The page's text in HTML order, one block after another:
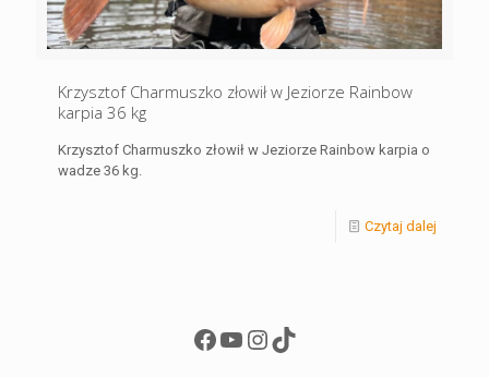
Krzysztof Charmuszko złowił w Jeziorze Rainbow
karpia 36 kg
Krzysztof Charmuszko złowił w Jeziorze Rainbow karpia o
wadze 36 kg.
Czytaj dalej
Facebook
YouTube
Instagram
TikTok